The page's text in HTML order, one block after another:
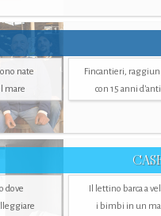
nate
mare
Fincantieri,
con 15 anni
dove
Il lettino barca a
i bimbi in un